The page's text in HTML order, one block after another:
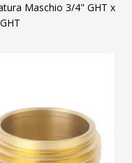
Maschio 3/4" GHT x